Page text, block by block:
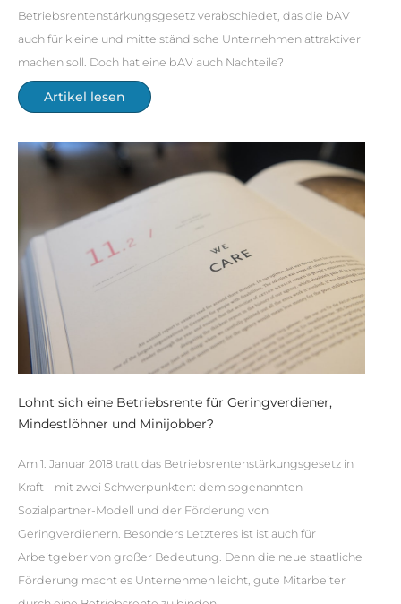
Betriebsrentenstärkungsgesetz verabschiedet, das die bAV
auch für kleine und mittelständische Unternehmen attraktiver
machen soll. Doch hat eine bAV auch Nachteile?
Artikel lesen
Lohnt sich eine Betriebsrente für Geringverdiener,
Mindestlöhner und Minijobber?
Am 1. Januar 2018 tratt das Betriebsrentenstärkungsgesetz in
Kraft – mit zwei Schwerpunkten: dem sogenannten
Sozialpartner-Modell und der Förderung von
Geringverdienern. Besonders Letzteres ist ist auch für
Arbeitgeber von großer Bedeutung. Denn die neue staatliche
Förderung macht es Unternehmen leicht, gute Mitarbeiter